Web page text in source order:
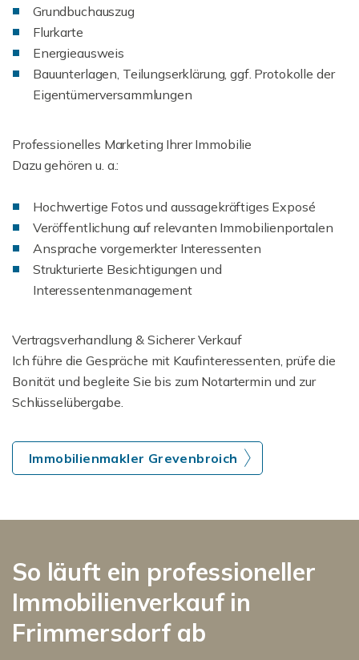
Grundbuchauszug
Flurkarte
Energieausweis
Bauunterlagen, Teilungserklärung, ggf. Protokolle der
Eigentümerversammlungen
Professionelles Marketing Ihrer Immobilie
Dazu gehören u. a.:
Hochwertige Fotos und aussagekräftiges Exposé
Veröffentlichung auf relevanten Immobilienportalen
Ansprache vorgemerkter Interessenten
Strukturierte Besichtigungen und
Interessentenmanagement
Vertragsverhandlung & Sicherer Verkauf
Ich führe die Gespräche mit Kaufinteressenten, prüfe die
Bonität und begleite Sie bis zum Notartermin und zur
Schlüsselübergabe.
Immobilienmakler Grevenbroich
So läuft ein professioneller
Immobilienverkauf in
Frimmersdorf ab